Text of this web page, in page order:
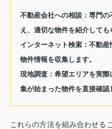
不動産会社への相談： 専門の
え、適切な物件を紹介しても
インターネット検索： 不動産
物件情報を収集します。
現地調査： 希望エリアを実際
集が始まった物件を直接確認
これらの方法を組み合わせる